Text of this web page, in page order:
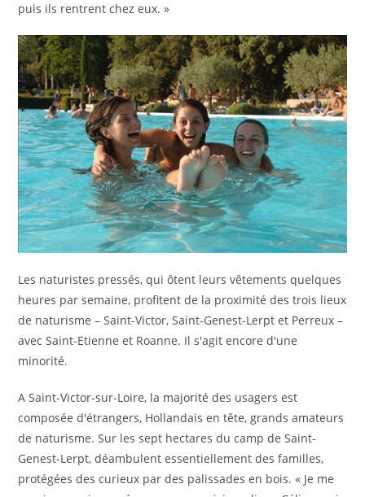
puis ils rentrent chez eux. »
Les naturistes pressés, qui ôtent leurs vêtements quelques
heures par semaine, profitent de la proximité des trois lieux
de naturisme – Saint-Victor, Saint-Genest-Lerpt et Perreux –
avec Saint-Etienne et Roanne. Il s'agit encore d'une
minorité.
A Saint-Victor-sur-Loire, la majorité des usagers est
composée d'étrangers, Hollandais en tête, grands amateurs
de naturisme. Sur les sept hectares du camp de Saint-
Genest-Lerpt, déambulent essentiellement des familles,
protégées des curieux par des palissades en bois. « Je me